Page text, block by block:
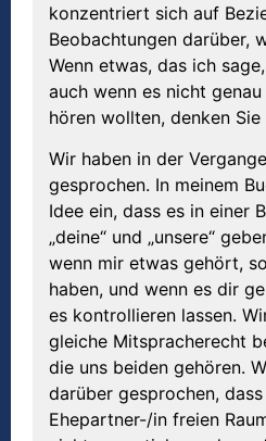
konzentriert sich auf
Beobachtungen darüber,
Wenn etwas, das ich
auch wenn es nicht
hören wollten, denken
Wir haben in der
gesprochen. In meinem
Idee ein, dass es in einer
„deine“ und „unsere“
wenn mir etwas gehört,
haben, und wenn es dir
es kontrollieren lassen.
gleiche Mitspracherecht
die uns beiden gehören.
darüber gesprochen,
Ehepartner-/in freien